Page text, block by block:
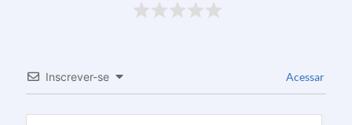
Inscrever-se Acessar